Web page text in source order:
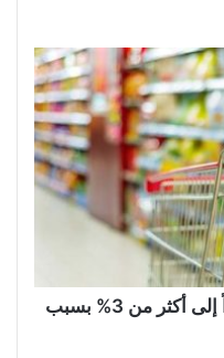
ارتفاع التضخم في هولندا مجدداً إلى أكثر من 3% بسبب